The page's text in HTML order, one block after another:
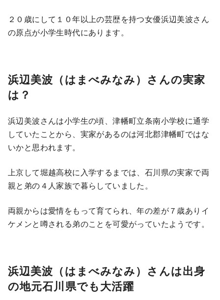
２０歳にして１０年以上の芸歴を持つ女優浜辺美波さん
の原点が小学生時代にあります。
浜辺美波（はまべみなみ）さんの実家
は？
浜辺美波さんは小学生の頃、津幡町立条南小学校に通学
していたことから、実家があるのは河北郡津幡町ではな
いかと思われます。
上京して堀越高校に入学するまでは、石川県の実家で両
親と弟の４人家族で暮らしていました。
両親からは愛情をもって育てられ、年の差が７歳ありイ
ケメンと噂される弟のことを可愛がっていたようです。
浜辺美波（はまべみなみ）さんは出身
の地元石川県でも大活躍